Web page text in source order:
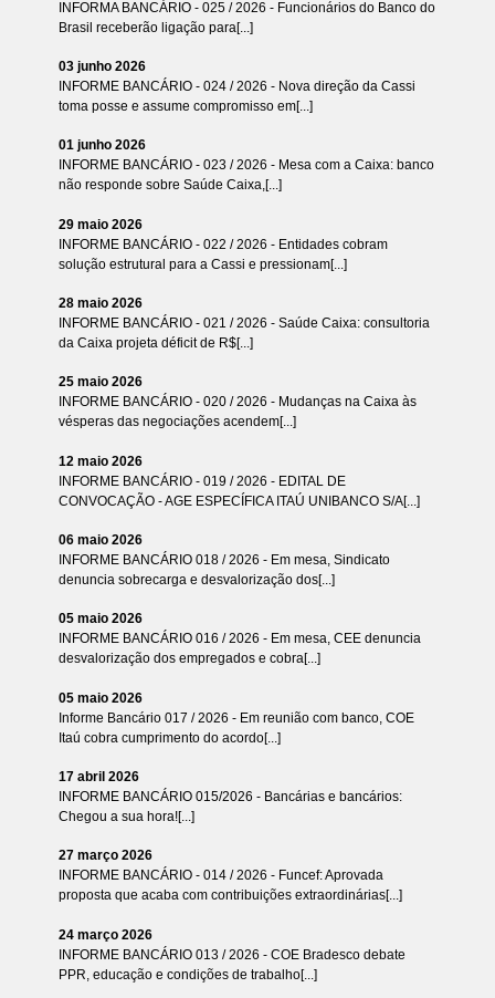
INFORMA BANCÁRIO - 025 / 2026 - Funcionários do Banco do
Brasil receberão ligação para[...]
03 junho 2026
INFORME BANCÁRIO - 024 / 2026 - Nova direção da Cassi
toma posse e assume compromisso em[...]
01 junho 2026
INFORME BANCÁRIO - 023 / 2026 - Mesa com a Caixa: banco
não responde sobre Saúde Caixa,[...]
29 maio 2026
INFORME BANCÁRIO - 022 / 2026 - Entidades cobram
solução estrutural para a Cassi e pressionam[...]
28 maio 2026
INFORME BANCÁRIO - 021 / 2026 - Saúde Caixa: consultoria
da Caixa projeta déficit de R$[...]
25 maio 2026
INFORME BANCÁRIO - 020 / 2026 - Mudanças na Caixa às
vésperas das negociações acendem[...]
12 maio 2026
INFORME BANCÁRIO - 019 / 2026 - EDITAL DE
CONVOCAÇÃO - AGE ESPECÍFICA ITAÚ UNIBANCO S/A[...]
06 maio 2026
INFORME BANCÁRIO 018 / 2026 - Em mesa, Sindicato
denuncia sobrecarga e desvalorização dos[...]
05 maio 2026
INFORME BANCÁRIO 016 / 2026 - Em mesa, CEE denuncia
desvalorização dos empregados e cobra[...]
05 maio 2026
Informe Bancário 017 / 2026 - Em reunião com banco, COE
Itaú cobra cumprimento do acordo[...]
17 abril 2026
INFORME BANCÁRIO 015/2026 - Bancárias e bancários:
Chegou a sua hora![...]
27 março 2026
INFORME BANCÁRIO - 014 / 2026 - Funcef: Aprovada
proposta que acaba com contribuições extraordinárias[...]
24 março 2026
INFORME BANCÁRIO 013 / 2026 - COE Bradesco debate
PPR, educação e condições de trabalho[...]